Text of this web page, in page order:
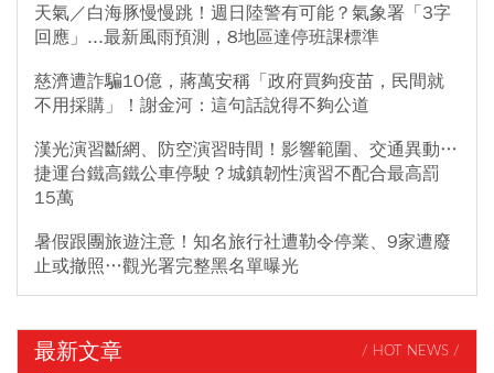
天氣／白海豚慢慢跳！週日陸警有可能？氣象署「3字
回應」...最新風雨預測，8地區達停班課標準
慈濟遭詐騙10億，蔣萬安稱「政府買夠疫苗，民間就
不用採購」！謝金河：這句話說得不夠公道
漢光演習斷網、防空演習時間！影響範圍、交通異動…
捷運台鐵高鐵公車停駛？城鎮韌性演習不配合最高罰
15萬
暑假跟團旅遊注意！知名旅行社遭勒令停業、9家遭廢
止或撤照…觀光署完整黑名單曝光
最新文章 / HOT NEWS /